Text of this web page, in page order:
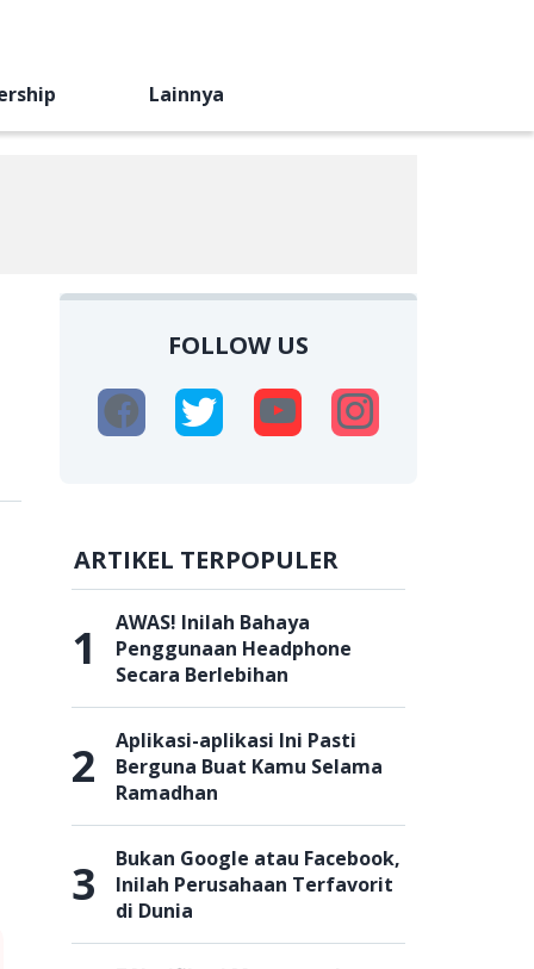
Lainnya
FOLLOW US
ARTIKEL TERPOPULER
1
AWAS! Inilah Bahaya
Penggunaan Headphone
Secara Berlebihan
2
Aplikasi-aplikasi Ini Pasti
Berguna Buat Kamu Selama
Ramadhan
3
Bukan Google atau Facebook,
Inilah Perusahaan Terfavorit
di Dunia